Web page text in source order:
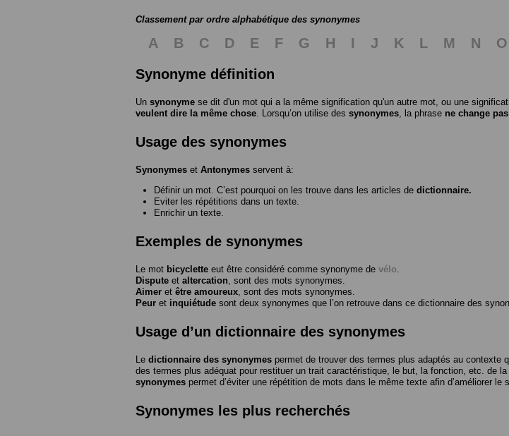
Classement par ordre alphabétique des synonymes
A B C D E F G H I J K L M N O
Synonyme définition
Un synonyme se dit d'un mot qui a la même signification qu'un autre mot, ou une
veulent dire la même chose . Lorsqu’on utilise des synonymes , la phrase ne change
Usage des synonymes
Synonymes et Antonymes servent à:
Définir un mot. C’est pourquoi on les trouve dans les articles de dictionnaire.
Eviter les répétitions dans un texte.
Enrichir un texte.
Exemples de synonymes
Le mot bicyclette eut être considéré comme synonyme de vélo
Dispute et altercation , sont des mots synonymes.
Aimer et être amoureux , sont des mots synonymes.
Peur et inquiétude sont deux synonymes que l’on retrouve dans ce dictionnaire des
Usage d’un dictionnaire des synonymes
Le dictionnaire des synonymes permet de trouver des termes plus adaptés au contexte
des termes plus adéquat pour restituer un trait caractéristique, le but, la fonction, etc. de
synonymes permet d’éviter une répétition de mots dans le même texte afin d’améliorer le
Synonymes les plus recherchés